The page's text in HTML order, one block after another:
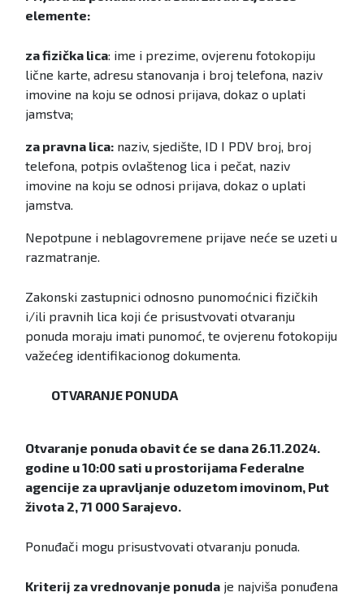
elemente:
za fizička lica: ime i prezime, ovjerenu fotokopiju
lične karte, adresu stanovanja i broj telefona, naziv
imovine na koju se odnosi prijava, dokaz o uplati
jamstva;
za pravna lica: naziv, sjedište, ID I PDV broj, broj
telefona, potpis ovlaštenog lica i pečat, naziv
imovine na koju se odnosi prijava, dokaz o uplati
jamstva.
Nepotpune i neblagovremene prijave neće se uzeti u
razmatranje.
Zakonski zastupnici odnosno punomoćnici fizičkih
i/ili pravnih lica koji će prisustvovati otvaranju
ponuda moraju imati punomoć, te ovjerenu fotokopiju
važećeg identifikacionog dokumenta.
OTVARANJE PONUDA
Otvaranje ponuda obavit će se dana 26.11.2024.
godine u 10:00 sati u prostorijama Federalne
agencije za upravljanje oduzetom imovinom, Put
života 2, 71 000 Sarajevo.
Ponuđači mogu prisustvovati otvaranju ponuda.
Kriterij za vrednovanje ponuda je najviša ponuđena